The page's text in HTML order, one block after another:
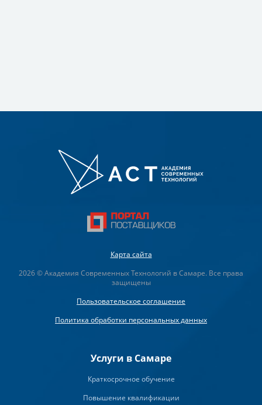
Карта сайта
2026 © Академия Современных Технологий в Самаре. Все права
защищены
Пользовательское соглашение
Политика обработки персональных данных
Услуги в Самаре
Краткосрочное обучение
Повышение квалификации